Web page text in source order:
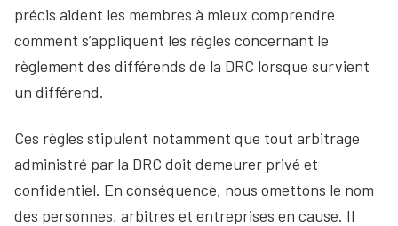
précis aident les membres à mieux comprendre
comment s’appliquent les règles concernant le
règlement des différends de la DRC lorsque survient
un différend.
Ces règles stipulent notamment que tout arbitrage
administré par la DRC doit demeurer privé et
confidentiel. En conséquence, nous omettons le nom
des personnes, arbitres et entreprises en cause. Il